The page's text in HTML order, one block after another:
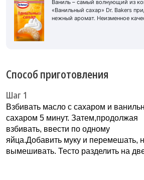
Ваниль – самый волнующий из
«Ванильный сахар» Dr. Bakers
нежный аромат. Неизменное
Способ приготовления
Шаг 1
Взбивать масло с сахаром и
сахаром 5 минут. Затем,продолжая
взбивать, ввести по одному
яйца.Добавить муку и перемешать,
вымешивать. Тесто разделить на